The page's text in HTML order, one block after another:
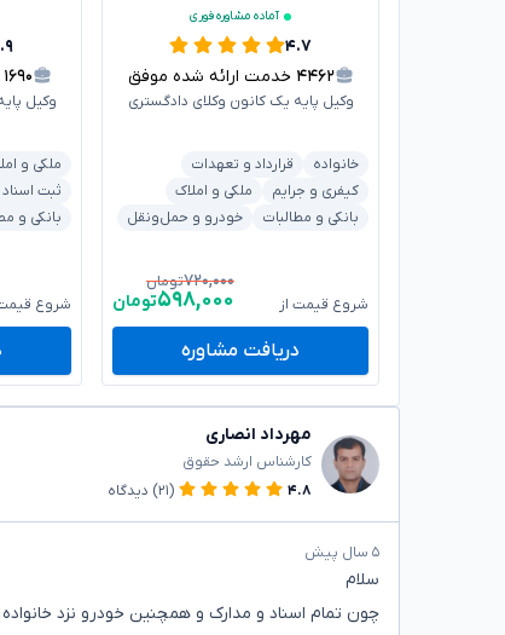
آماده مشاوره فوری
۴.۷
۴۴۶۲ خدمت ارائه شده موفق
وکیل پایه یک کانون وکلای دادگستری
خانواده
قرارداد و تعهدات
کیفری و جرایم
ملکی و املاک
بانکی و مطالبات
خودرو و حمل‌ونقل
شروع قیمت از
۷۲۰,۰۰۰تومان
۵۹۸,۰۰۰تومان
دریافت مشاوره
۱۶۹۰
وکیل
ملکی و
ثبت
بانکی و
شروع قیمت
مهرداد انصاری
کارشناس ارشد حقوق
۴.۸
(۲۱) دیدگاه
۵ سال پیش
سلام
چون تمام اسناد و مدارک و همچنین خودرو نزد